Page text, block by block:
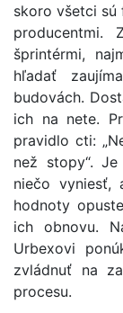
skoro všetci sú
producentmi.
šprintérmi,
hľadať
budovách.
ich na nete.
pravidlo cti:
než stopy“.
niečo vyniesť,
hodnoty
ich obnovu.
Urbexovi
zvládnuť na
procesu.